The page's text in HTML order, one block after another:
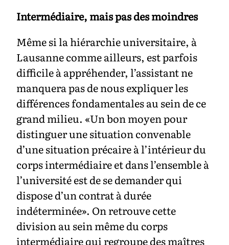
Intermédiaire, mais pas des moindres
Même si la hiérarchie universitaire, à
Lausanne comme ailleurs, est parfois
difficile à appréhender, l’assistant ne
manquera pas de nous expliquer les
différences fondamentales au sein de ce
grand milieu. «Un bon moyen pour
distinguer une situation convenable
d’une situation précaire à l’intérieur du
corps intermédiaire et dans l’ensemble à
l’université est de se demander qui
dispose d’un contrat à durée
indéterminée». On retrouve cette
division au sein même du corps
intermédiaire qui regroupe des maîtres